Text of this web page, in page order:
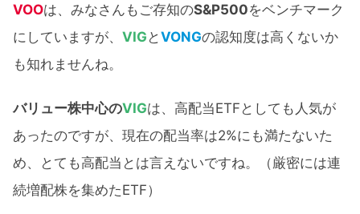
VOOは、みなさんもご存知のS&P500をベンチマーク
にしていますが、 VIG とVONGの認知度は高くないか
も知れませんね。
バリュー株中心のVIGは、高配当ETFとしても人気が
あったのですが、現在の配当率は2%にも満たないた
め、とても高配当とは言えないですね。（厳密には連
続増配株を集めたETF）